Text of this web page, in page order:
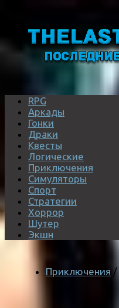
RPG
Аркады
Гонки
Драки
Квесты
Логические
Приключения
Симуляторы
Спорт
Стратегии
Хоррор
Шутер
Экшн
Приключения /